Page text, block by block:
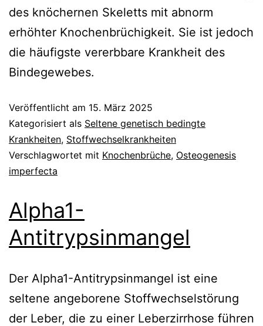
des knöchernen Skeletts mit abnorm
erhöhter Knochenbrüchigkeit. Sie ist jedoch
die häufigste vererbbare Krankheit des
Bindegewebes.
Veröffentlicht am 15. März 2025
Kategorisiert als Seltene genetisch bedingte
Krankheiten, Stoffwechselkrankheiten
Verschlagwortet mit Knochenbrüche, Osteogenesis
imperfecta
Alpha1-
Antitrypsinmangel
Der Alpha1-Antitrypsinmangel ist eine
seltene angeborene Stoffwechselstörung
der Leber, die zu einer Leberzirrhose führen